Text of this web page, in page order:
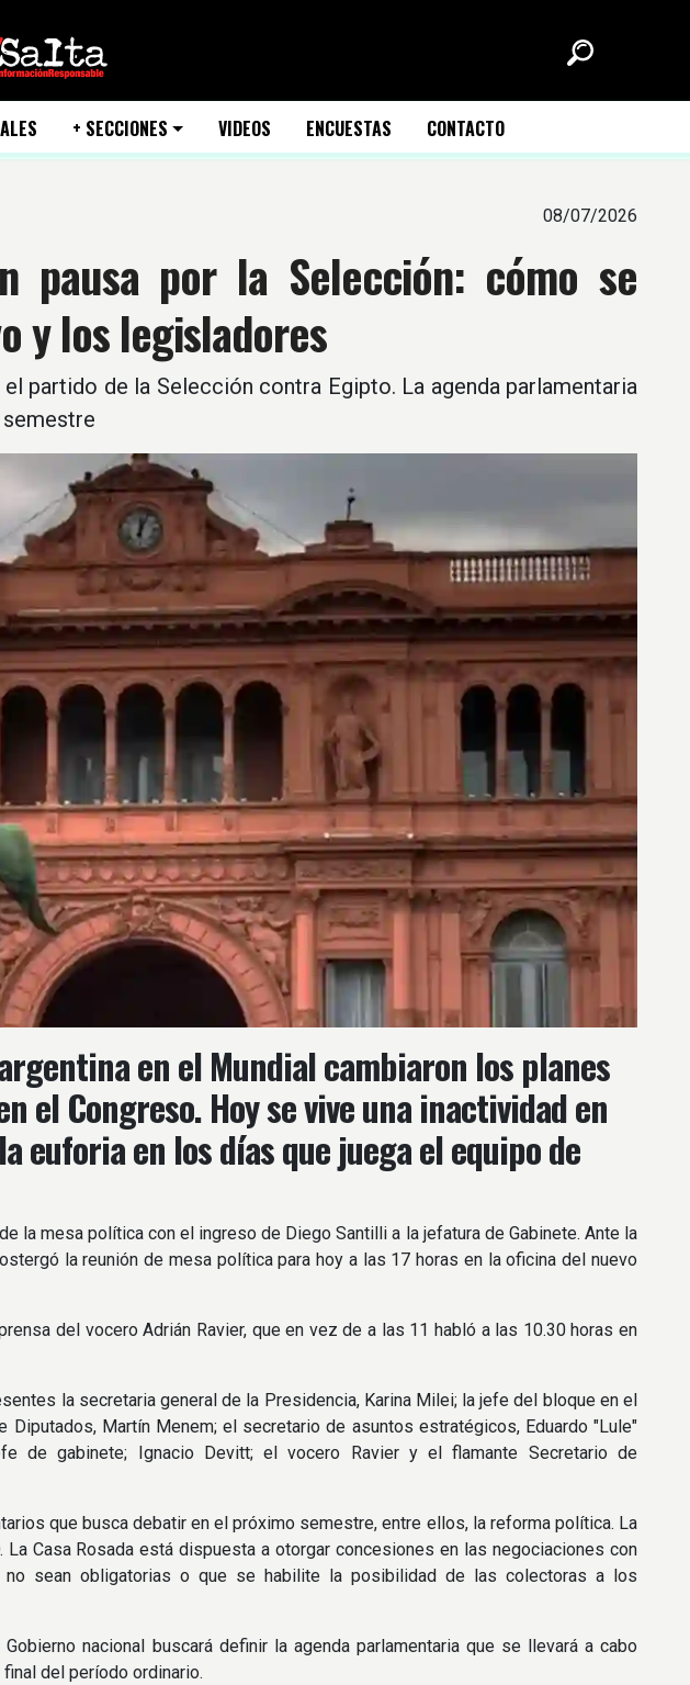
+ SECCIONES VIDEOS ENCUESTAS CONTACTO
08/07/2026
pausa por la Selección: cómo se
y los legisladores
partido de la Selección contra Egipto. La agenda parlamentaria
en el Mundial cambiaron los planes
el Congreso. Hoy se vive una inactividad en
euforia en los días que juega el equipo de
la mesa política con el ingreso de Diego Santilli a la jefatura de Gabinete. Ante la
la reunión de mesa política para hoy a las 17 horas en la oficina del nuevo
del vocero Adrián Ravier, que en vez de a las 11 habló a las 10.30 horas en
la secretaria general de la Presidencia, Karina Milei; la jefe del bloque en el
Diputados, Martín Menem; el secretario de asuntos estratégicos, Eduardo "Lule"
de gabinete; Ignacio Devitt; el vocero Ravier y el flamante Secretario de
que busca debatir en el próximo semestre, entre ellos, la reforma política. La
Casa Rosada está dispuesta a otorgar concesiones en las negociaciones con
sean obligatorias o que se habilite la posibilidad de las colectoras a los
nacional buscará definir la agenda parlamentaria que se llevará a cabo
del período ordinario.